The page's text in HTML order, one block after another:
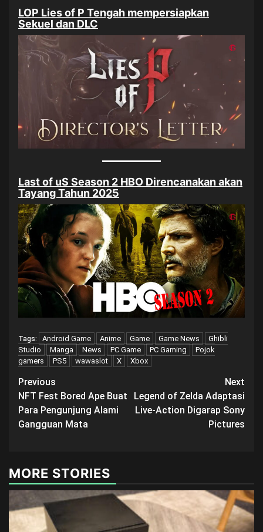
LOP Lies of P Tengah mempersiapkan
Sekuel dan DLC
Last of uS Season 2 HBO Direncanakan akan
Tayang Tahun 2025
Tags: Android Game Anime Game Game News
Ghibli
Studio
Manga News PC Game PC Gaming
Pojok
gamers
PS5 wawaslot X Xbox
Post
navigation
Previous
NFT Fest Bored Ape Buat
Para Pengunjung Alami
Gangguan Mata
Next
Legend of Zelda Adaptasi
Live-Action Digarap Sony
Pictures
MORE STORIES